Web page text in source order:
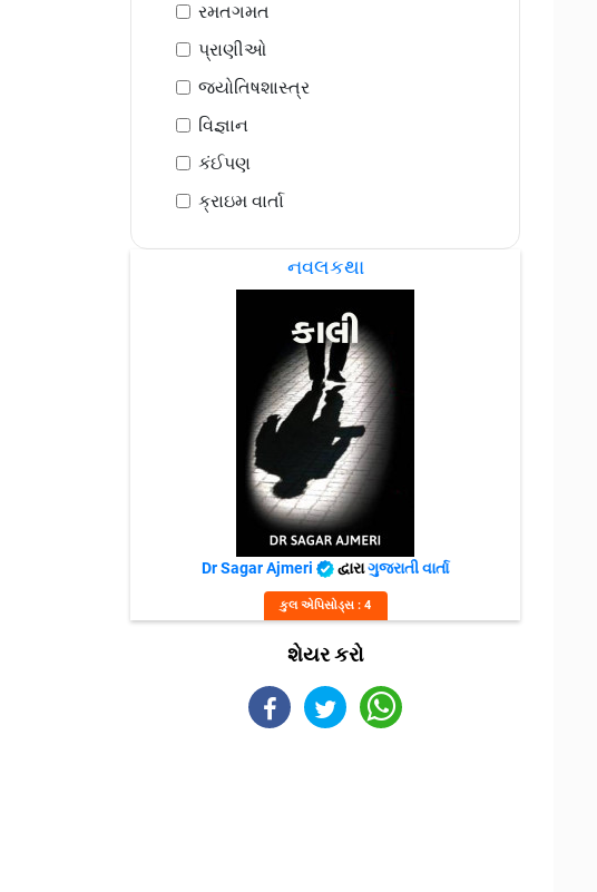
રમતગમત
પ્રાણીઓ
જ્યોતિષશાસ્ત્ર
વિજ્ઞાન
કંઈપણ
ક્રાઇમ વાર્તા
નવલકથા
Dr Sagar Ajmeri દ્વારાગુજરાતી વાર્તા
કુલ એપિસોડ્સ : 4
શેયર કરો